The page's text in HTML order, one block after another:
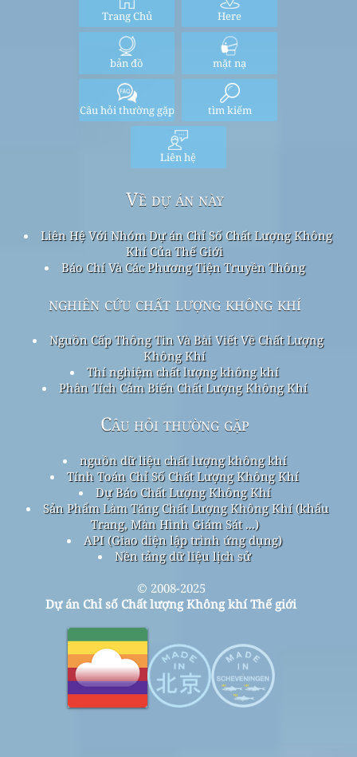
Trang Chủ Here
bản đồ mặt nạ
Câu hỏi thường gặp tìm kiếm
Liên hệ
Về dự án này
Liên Hệ Với Nhóm Dự án Chỉ Số Chất Lượng Không
Khí Của Thế Giới
Báo Chí Và Các Phương Tiện Truyền Thông
nghiên cứu chất lượng không khí
Nguồn Cấp Thông Tin Và Bài Viết Về Chất Lượng
Không Khí
Thí nghiệm chất lượng không khí
Phân Tích Cảm Biến Chất Lượng Không Khí
Câu hỏi thường gặp
nguồn dữ liệu chất lượng không khí
Tính Toán Chỉ Số Chất Lượng Không Khí
Dự Báo Chất Lượng Không Khí
Sản Phẩm Làm Tăng Chất Lượng Không Khí (khẩu
Trang, Màn Hình Giám Sát ...)
API (Giao diện lập trình ứng dụng)
Nền tảng dữ liệu lịch sử
© 2008-2025
Dự án Chỉ số Chất lượng Không khí Thế giới